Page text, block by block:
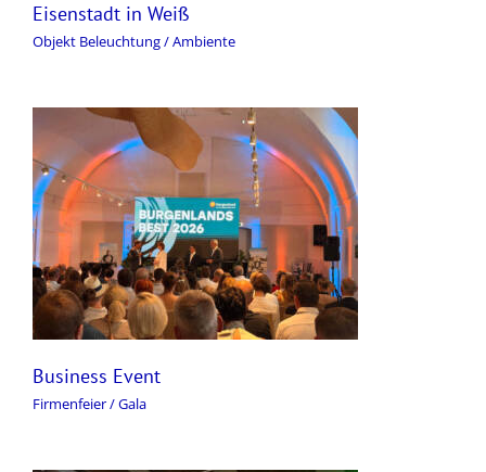
Eisenstadt in Weiß
Objekt Beleuchtung / Ambiente
Business Event
Firmenfeier / Gala